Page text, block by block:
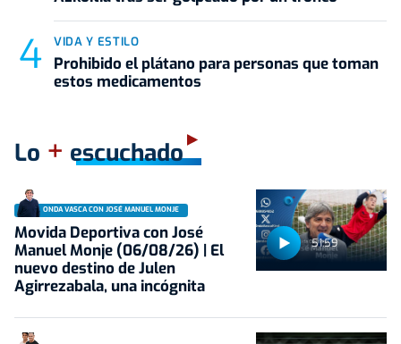
VIDA Y ESTILO
Prohibido el plátano para personas que toman
estos medicamentos
Lo + escuchado
51:59
ONDA VASCA CON JOSÉ MANUEL MONJE
Movida Deportiva con José
Manuel Monje (06/08/26) | El
nuevo destino de Julen
Agirrezabala, una incógnita